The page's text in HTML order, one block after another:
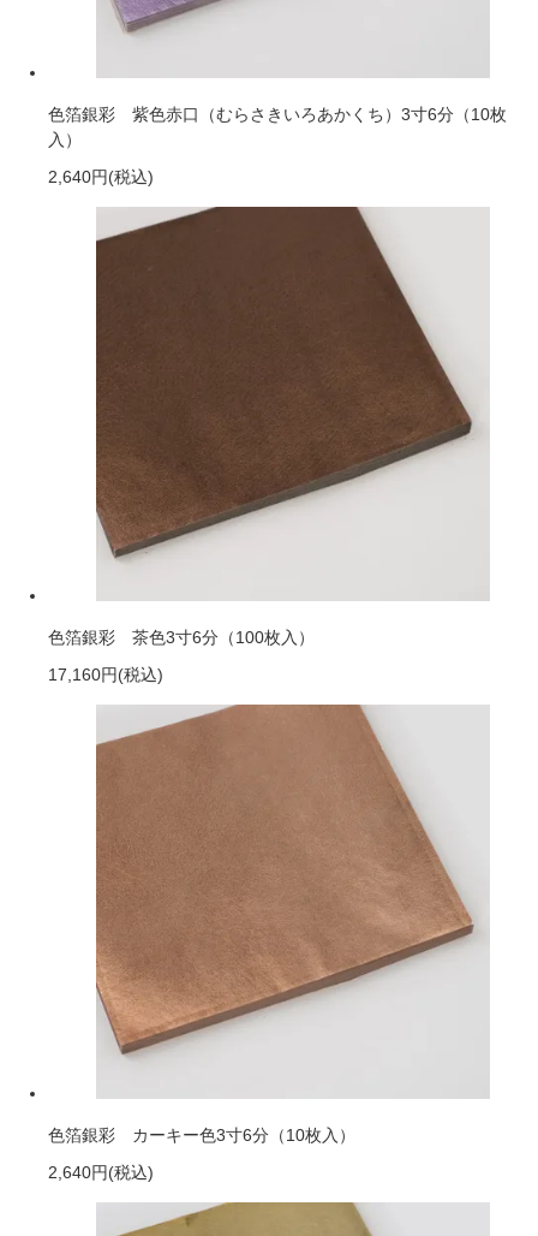
色箔銀彩 紫色赤口（むらさきいろあかくち）3寸6分（10枚
入）
2,640円(税込)
色箔銀彩 茶色3寸6分（100枚入）
17,160円(税込)
色箔銀彩 カーキー色3寸6分（10枚入）
2,640円(税込)